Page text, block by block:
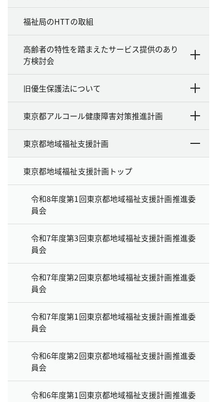
福祉局のHTTの取組
高齢者の特性を踏まえたサービス提供のあり
方検討会
旧優生保護法について
東京都アルコール健康障害対策推進計画
東京都地域福祉支援計画
東京都地域福祉支援計画トップ
令和8年度第1回東京都地域福祉支援計画推進委
員会
令和7年度第3回東京都地域福祉支援計画推進委
員会
令和7年度第2回東京都地域福祉支援計画推進委
員会
令和7年度第1回東京都地域福祉支援計画推進委
員会
令和6年度第2回東京都地域福祉支援計画推進委
員会
令和6年度第1回東京都地域福祉支援計画推進委